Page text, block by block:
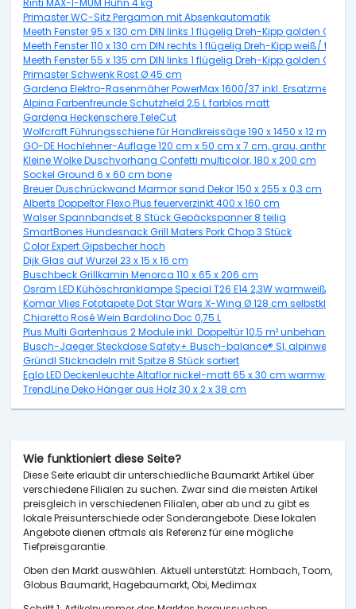
Primaster WC-Sitz Pergamon mit Absenkautomatik
Meeth Fenster 95 x 130 cm DIN links 1 flügelig Dreh-Kipp golden Oak
Meeth Fenster 110 x 130 cm DIN rechts 1 flügelig Dreh-Kipp weiß/ titan
Meeth Fenster 55 x 135 cm DIN links 1 flügelig Dreh-Kipp golden Oak
Primaster Schwenk Rost Ø 45 cm
Gardena Elektro-Rasenmäher PowerMax 1600/37 inkl. Ersatzmesser
Alpina Farbenfreunde Schutzheld 2,5 L farblos matt
Gardena Heckenschere TeleCut
Wolfcraft Führungsschiene für Handkreissäge 190 x 1450 x 12 mm
GO-DE Hochlehner-Auflage 120 cm x 50 cm x 7 cm, grau, anthrazit
Kleine Wolke Duschvorhang Confetti multicolor, 180 x 200 cm
Sockel Ground 6 x 60 cm bone
Breuer Duschrückwand Marmor sand Dekor 150 x 255 x 0,3 cm
Alberts Doppeltor Flexo Plus feuerverzinkt 400 x 160 cm
Walser Spannbandset 8 Stück Gepäckspanner 8 teilig
SmartBones Hundesnack Grill Maters Pork Chop 3 Stück
Color Expert Gipsbecher hoch
Dijk Glas auf Wurzel 23 x 15 x 16 cm
Buschbeck Grillkamin Menorca 110 x 65 x 206 cm
Osram LED Kühöschranklampe Special T26 E14 2,3W warmweiß,
Komar Vlies Fototapete Dot Star Wars X-Wing Ø 128 cm selbstklebend
Chiaretto Rosé Wein Bardolino Doc 0,75 L
Plus Multi Gartenhaus 2 Module inkl. Doppeltür 10,5 m² unbehandelt
Busch-Jaeger Steckdose Safety+ Busch-balance® SI, alpinweiß, 20
Gründl Sticknadeln mit Spitze 8 Stück sortiert
Eglo LED Deckenleuchte Altaflor nickel-matt 65 x 30 cm warmweiß
TrendLine Deko Hänger aus Holz 30 x 2 x 38 cm
Wie funktioniert diese Seite?
Diese Seite erlaubt dir unterschiedliche Baumarkt Artikel über
verschiedene Filialen zu suchen. Zwar sind die meisten Artikel
preisgleich in verschiedenen Filialen, aber ab und zu gibt es
lokale Preisunterschiede oder Sonderangebote. Diese lokalen
Angebote dienen oftmals als Referenz für eine mögliche
Tiefpreisgarantie.
Oben den Markt auswählen. Aktuell unterstützt: Hornbach, Toom,
Globus Baumarkt, Hagebaumarkt, Obi, Medimax